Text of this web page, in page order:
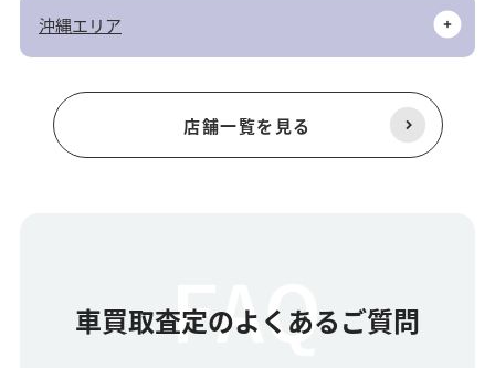
沖縄エリア
店舗一覧を見る
車買取査定のよくあるご質問